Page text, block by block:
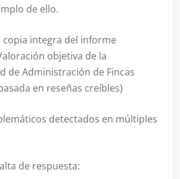
de ello.
copia integra del informe
objetiva de la
de Administración de Fincas
en reseñas creíbles)
detectados en múltiples
de respuesta: